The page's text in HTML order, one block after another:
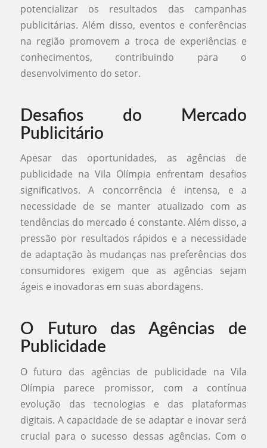
potencializar os resultados das campanhas
publicitárias. Além disso, eventos e conferências
na região promovem a troca de experiências e
conhecimentos, contribuindo para o
desenvolvimento do setor.
Desafios do Mercado
Publicitário
Apesar das oportunidades, as agências de
publicidade na Vila Olímpia enfrentam desafios
significativos. A concorrência é intensa, e a
necessidade de se manter atualizado com as
tendências do mercado é constante. Além disso, a
pressão por resultados rápidos e a necessidade
de adaptação às mudanças nas preferências dos
consumidores exigem que as agências sejam
ágeis e inovadoras em suas abordagens.
O Futuro das Agências de
Publicidade
O futuro das agências de publicidade na Vila
Olímpia parece promissor, com a contínua
evolução das tecnologias e das plataformas
digitais. A capacidade de se adaptar e inovar será
crucial para o sucesso dessas agências. Com o